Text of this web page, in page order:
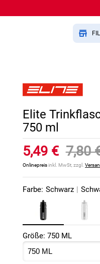
Elite
750 ml
5,49 € 7,80
Onlinepreisinkl. MwSt, zzgl.
Farbe: Schwarz |
Größe: 750 ML